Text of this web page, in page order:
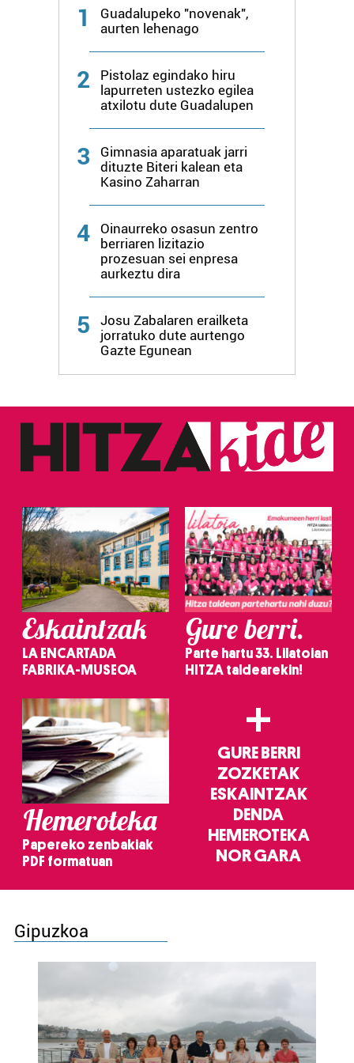
1
Guadalupeko "novenak",
aurten lehenago
2
Pistolaz egindako hiru
lapurreten ustezko egilea
atxilotu dute Guadalupen
3
Gimnasia aparatuak jarri
dituzte Biteri kalean eta
Kasino Zaharran
4
Oinaurreko osasun zentro
berriaren lizitazio
prozesuan sei enpresa
aurkeztu dira
5
Josu Zabalaren erailketa
jorratuko dute aurtengo
Gazte Egunean
Eskaintzak
LA ENCARTADA
FABRIKA-MUSEOA
Gure berri.
Parte hartu 33. Lilatoian
HITZA taldearekin!
Hemeroteka
Papereko zenbakiak
PDF formatuan
+
GURE BERRI
ZOZKETAK
ESKAINTZAK
DENDA
HEMEROTEKA
NOR GARA
Gipuzkoa